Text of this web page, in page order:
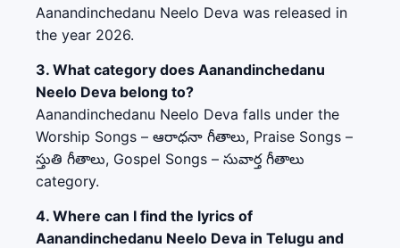
Aanandinchedanu Neelo Deva was released in
the year 2026.
3. What category does Aanandinchedanu
Neelo Deva belong to?
Aanandinchedanu Neelo Deva falls under the
Worship Songs – ఆరాధనా గీతాలు, Praise Songs –
స్తుతి గీతాలు, Gospel Songs – సువార్త గీతాలు
category.
4. Where can I find the lyrics of
Aanandinchedanu Neelo Deva in Telugu and